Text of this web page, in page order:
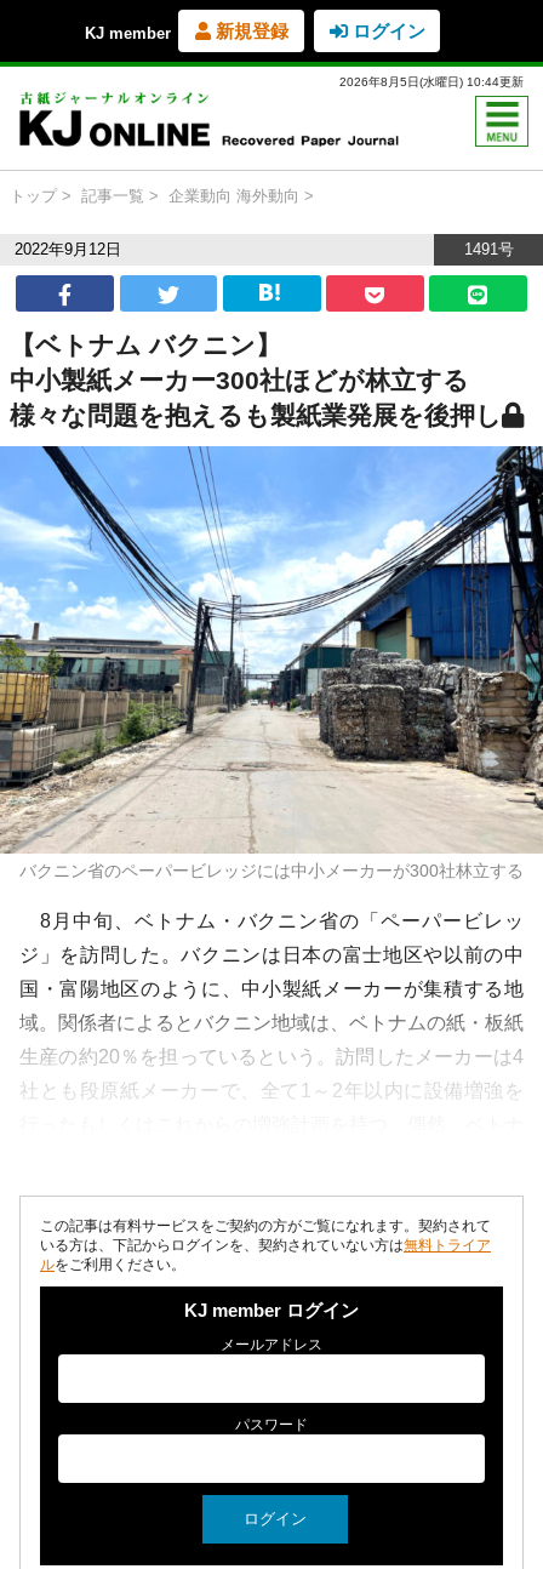
KJ member 新規登録 ログイン
2026年8月5日(水曜日) 10:44更新
トップ 記事一覧 企業動向 海外動向
2022年9月12日 1491号
【ベトナム バクニン】
中小製紙メーカー300社ほどが林立する
様々な問題を抱えるも製紙業発展を後押し
バクニン省のペーパービレッジには中小メーカーが300社林立する
8月中旬、ベトナム・バクニン省の「ペーパービレッ
ジ」を訪問した。バクニンは日本の富士地区や以前の中
国・富陽地区のように、中小製紙メーカーが集積する地
域。関係者によるとバクニン地域は、ベトナムの紙・板紙
生産の約20％を担っているという。訪問したメーカーは4
社とも段原紙メーカーで、全て1～2年以内に設備増強を
この記事は有料サービスをご契約の方がご覧になれます。契約されて
いる方は、下記からログインを、契約されていない方は無料トライア
ルをご利用ください。
KJ member ログイン
メールアドレス
パスワード